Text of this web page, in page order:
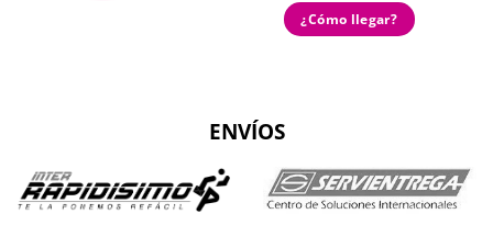
¿Cómo llegar?
ENVÍOS